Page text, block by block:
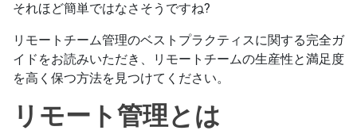
それほど簡単ではなさそうですね?
リモートチーム管理のベストプラクティスに関する完全ガ
イドをお読みいただき、リモートチームの生産性と満足度
を高く保つ方法を見つけてください。
リモート管理とは